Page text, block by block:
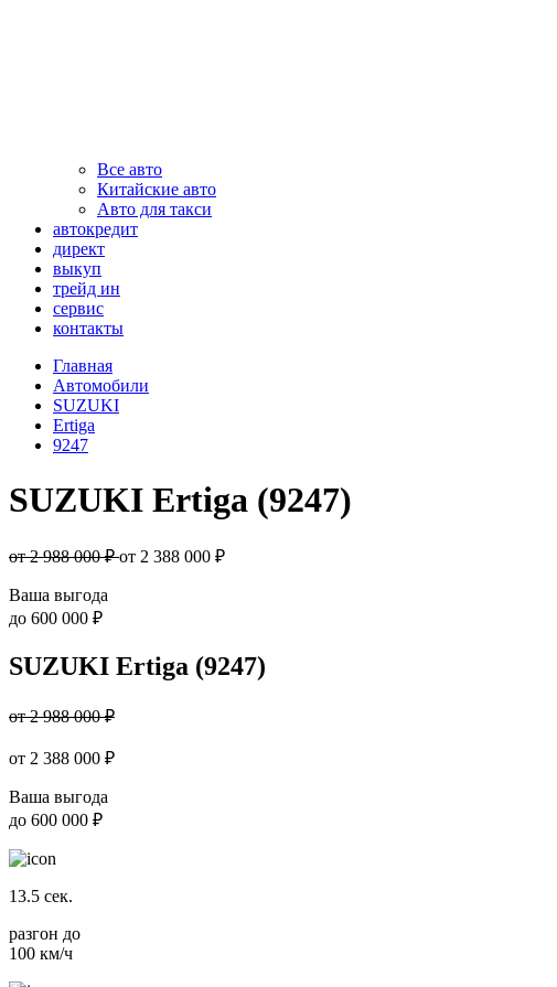
Все авто
Китайские авто
Авто для такси
автокредит
директ
выкуп
трейд ин
сервис
контакты
Главная
Автомобили
SUZUKI
Ertiga
9247
SUZUKI Ertiga (9247)
от 2 988 000 ₽от 2 388 000 ₽
Ваша выгода
до 600 000 ₽
SUZUKI Ertiga (9247)
от 2 988 000 ₽
от 2 388 000 ₽
Ваша выгода
до 600 000 ₽
13.5 сек.
разгон до
100 км/ч